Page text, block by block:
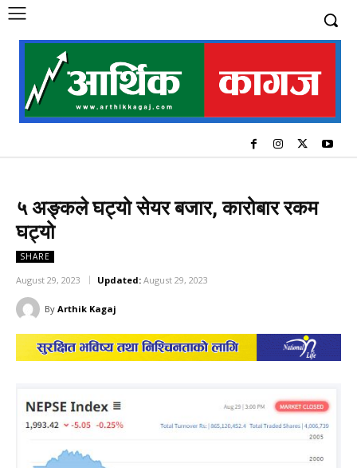
५ अङ्कले घट्यो सेयर बजार, कारोबार रकम
घट्यो
SHARE
August 29, 2023 Updated: August 29, 2023
By Arthik Kagaj